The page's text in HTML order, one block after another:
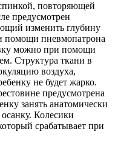
повторяющей
предусмотрен
изменить глубину
помощи пневмопатрона
можно при помощи
Структура ткани в
воздуха,
не будет жарко.
предусмотрена
занять анатомически
Колесики
срабатывает при